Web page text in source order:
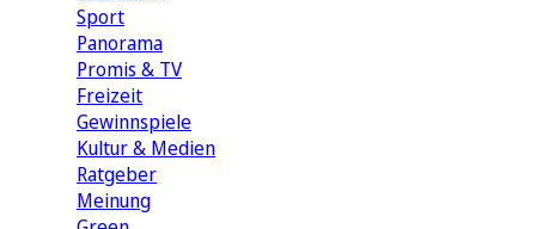
Sport
Panorama
Promis & TV
Freizeit
Gewinnspiele
Kultur & Medien
Ratgeber
Meinung